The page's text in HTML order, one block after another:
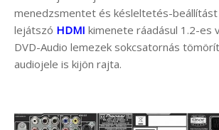
menedzsmentet és késleltetés-beállítást
lejátszó HDMI kimenete ráadásul 1.2-es
DVD-Audio lemezek sokcsatornás
audiojele is kijön rajta.